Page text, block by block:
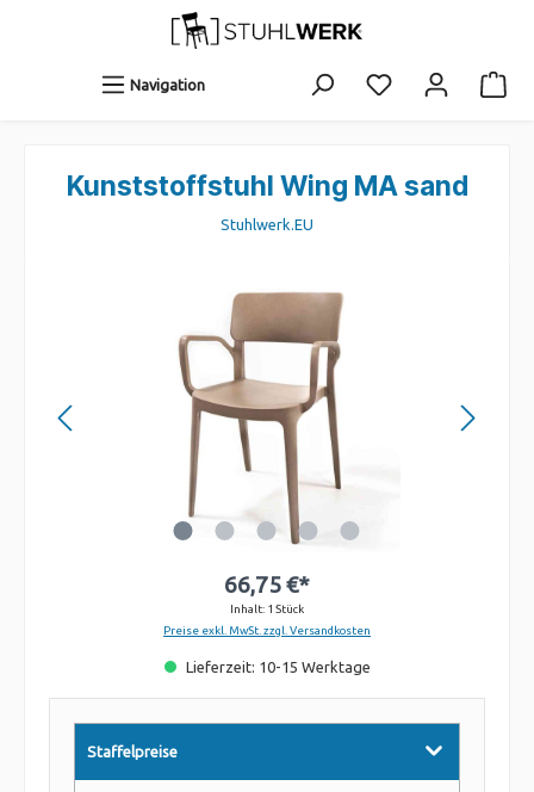
Navigation
Kunststoffstuhl Wing MA sand
Stuhlwerk.EU
66,75 €*
Inhalt: 1 Stück
Preise exkl. MwSt. zzgl. Versandkosten
Lieferzeit: 10-15 Werktage
Staffelpreise